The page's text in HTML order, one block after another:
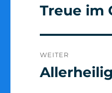
Vorheriger
Treue im
WEITER
Nächster